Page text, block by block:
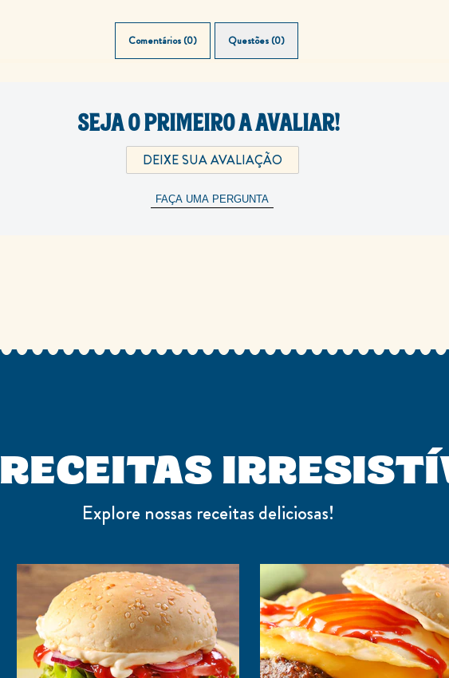
Comentários (0) Questões (0)
SEJA O PRIMEIRO A AVALIAR!
DEIXE SUA AVALIAÇÃO
FAÇA UMA PERGUNTA
Explore nossas receitas deliciosas!